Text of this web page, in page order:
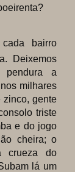
bairro
Deixemos
a
milhares
zinco, gente
triste
e do jogo
cheira; o
crueza do
lá um